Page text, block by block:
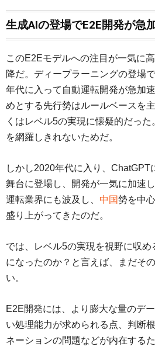
生成AIの登場でE2E開発が急
このE2Eモデルへの注目が一気に
降だ。ディープラーニングの登場
年代に入って自動運転開発が急加速
めとする先行勢はルールベースを
くはレベル5の実現に懐疑的だっ
を網羅しきれないためだ。
しかし2020年代に入り、ChatGPT
舞台に登場し、開発が一気に加速
運転業界にも波及し、 中国勢を中
盛り上がってきたのだ。
では、レベル5の実現を視野に収
になったのか？と言えば、まだそ
い。
E2E開発には、より膨大な量のデ
い処理能力が求められる点、判断
ネーションの問題などが内在するた